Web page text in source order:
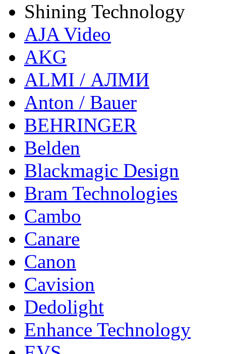
Shining Technology
AJA Video
AKG
ALMI / АЛМИ
Anton / Bauer
BEHRINGER
Belden
Blackmagic Design
Bram Technologies
Cambo
Canare
Canon
Cavision
Dedolight
Enhance Technology